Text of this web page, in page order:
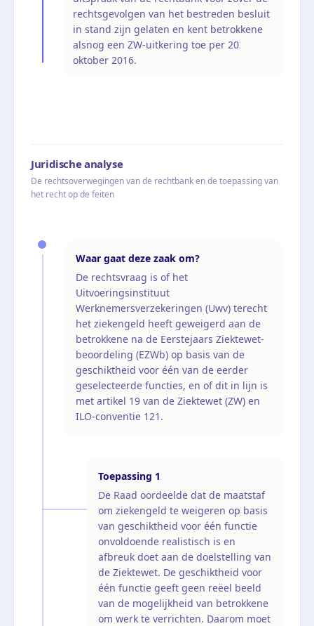
rechtsgevolgen van het bestreden besluit
in stand zijn gelaten en kent betrokkene
alsnog een ZW-uitkering toe per 20
oktober 2016.
Juridische analyse
De rechtsoverwegingen van de rechtbank en de toepassing van
het recht op de feiten
Waar gaat deze zaak om?
De rechtsvraag is of het
Uitvoeringsinstituut
Werknemersverzekeringen (Uwv) terecht
het ziekengeld heeft geweigerd aan de
betrokkene na de Eerstejaars Ziektewet-
beoordeling (EZWb) op basis van de
geschiktheid voor één van de eerder
geselecteerde functies, en of dit in lijn is
met artikel 19 van de Ziektewet (ZW) en
ILO-conventie 121.
Toepassing 1
De Raad oordeelde dat de maatstaf
om ziekengeld te weigeren op basis
van geschiktheid voor één functie
onvoldoende realistisch is en
afbreuk doet aan de doelstelling van
de Ziektewet. De geschiktheid voor
één functie geeft geen reëel beeld
van de mogelijkheid van betrokkene
om werk te verrichten. Daarom moet